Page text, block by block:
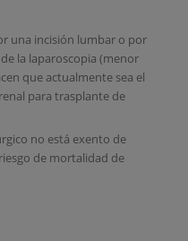
una incisión lumbar o por
la laparoscopia (menor
que actualmente sea el
para trasplante de
no está exento de
de mortalidad de